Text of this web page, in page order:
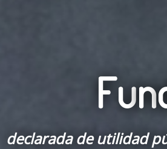
Fun
declarada de utilidad